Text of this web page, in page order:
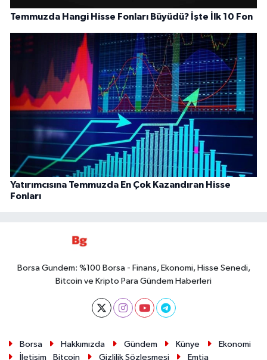
Temmuzda Hangi Hisse Fonları Büyüdü? İşte İlk 10 Fon
Yatırımcısına Temmuzda En Çok Kazandıran Hisse
Fonları
Borsa Gundem: %100 Borsa - Finans, Ekonomi, Hisse Senedi,
Bitcoin ve Kripto Para Gündem Haberleri
Borsa Hakkımızda Gündem Künye
Ekonomi
İletişim
Bitcoin Gizlilik Sözleşmesi Emtia